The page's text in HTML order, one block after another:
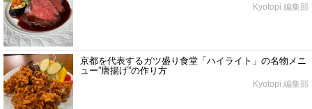
Kyotopi 編集部
京都を代表するガツ盛り食堂「ハイライト」の名物メニ
ュー”唐揚げ”の作り方
Kyotopi 編集部